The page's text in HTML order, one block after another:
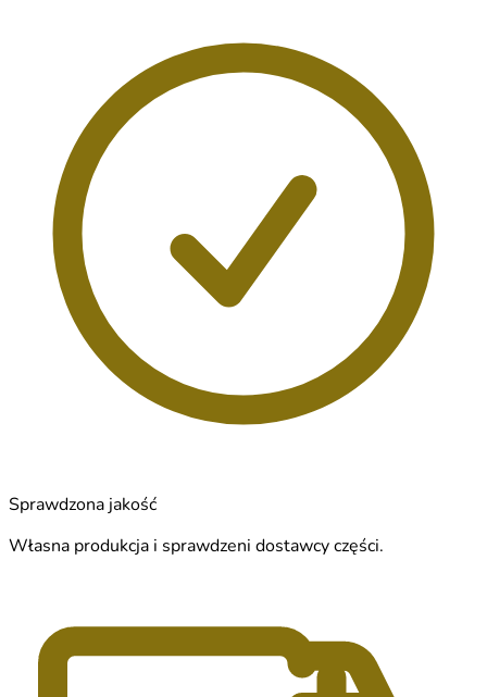
Sprawdzona jakość
Własna produkcja i sprawdzeni dostawcy części.